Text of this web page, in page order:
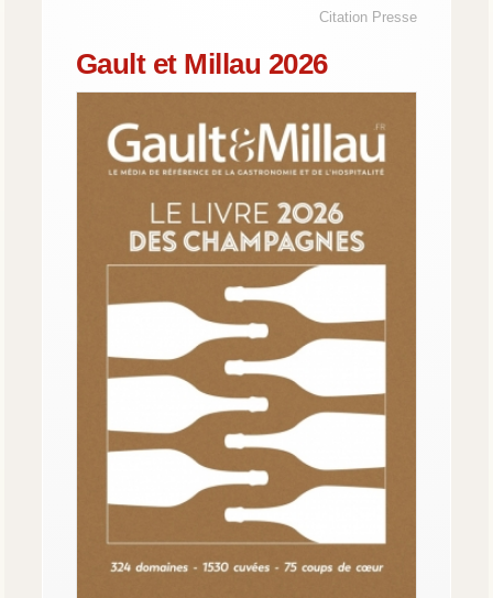
Citation Presse
Gault et Millau 2026